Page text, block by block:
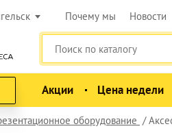
Почему мы Новости
Акции Цена недели
оборудование